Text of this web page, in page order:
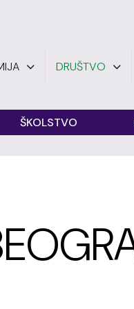
DRUŠTVO
ŠKOLSTVO